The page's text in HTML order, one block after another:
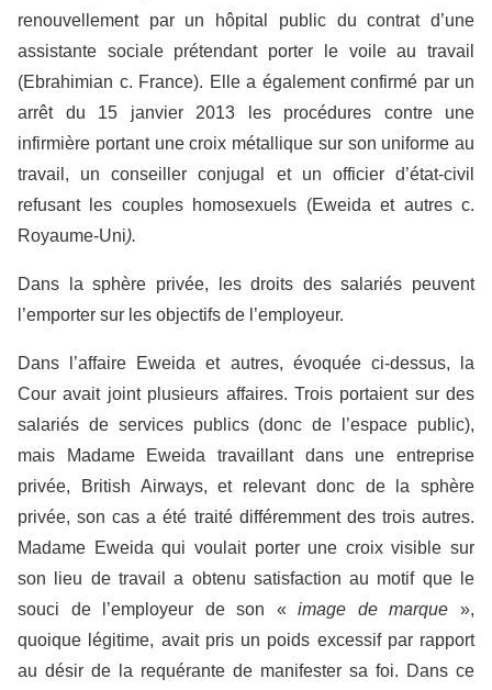
renouvellement par un hôpital public du contrat d’une
assistante sociale prétendant porter le voile au travail
(Ebrahimian c. France). Elle a également confirmé par un
arrêt du 15 janvier 2013 les procédures contre une
infirmière portant une croix métallique sur son uniforme au
travail, un conseiller conjugal et un officier d’état-civil
refusant les couples homosexuels (Eweida et autres c.
Royaume-Uni).
Dans la sphère privée, les droits des salariés peuvent
l’emporter sur les objectifs de l’employeur.
Dans l’affaire Eweida et autres, évoquée ci-dessus, la
Cour avait joint plusieurs affaires. Trois portaient sur des
salariés de services publics (donc de l’espace public),
mais Madame Eweida travaillant dans une entreprise
privée, British Airways, et relevant donc de la sphère
privée, son cas a été traité différemment des trois autres.
Madame Eweida qui voulait porter une croix visible sur
son lieu de travail a obtenu satisfaction au motif que le
souci de l’employeur de son «image de marque»,
quoique légitime, avait pris un poids excessif par rapport
au désir de la requérante de manifester sa foi. Dans ce